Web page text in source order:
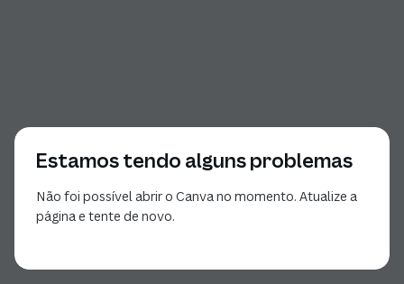
Estamos tendo alguns problemas
Não foi possível abrir o Canva no momento. Atualize a
página e tente de novo.